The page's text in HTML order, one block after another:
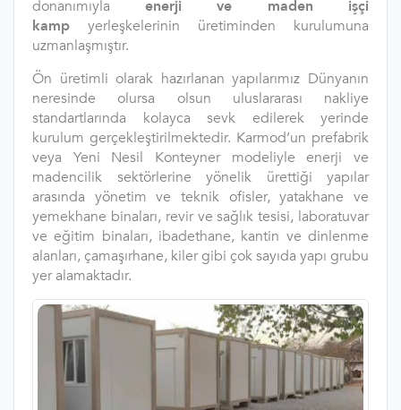
donanımıyla enerji ve maden işçi
kamp yerleşkelerinin üretiminden kurulumuna
uzmanlaşmıştır.
Ön üretimli olarak hazırlanan yapılarımız Dünyanın
neresinde olursa olsun uluslararası nakliye
standartlarında kolayca sevk edilerek yerinde
kurulum gerçekleştirilmektedir. Karmod’un prefabrik
veya Yeni Nesil Konteyner modeliyle enerji ve
madencilik sektörlerine yönelik ürettiği yapılar
arasında yönetim ve teknik ofisler, yatakhane ve
yemekhane binaları, revir ve sağlık tesisi, laboratuvar
ve eğitim binaları, ibadethane, kantin ve dinlenme
alanları, çamaşırhane, kiler gibi çok sayıda yapı grubu
yer alamaktadır.